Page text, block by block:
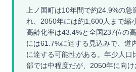
上ノ国町は10年間で約24.9%の急
れ、2050年には約1,600人まで縮
高齢化率は43.4%と全国237位の
には61.7%に達する見込みで、道
に達する可能性がある。年少人口
部では中程度だが、2050年に向